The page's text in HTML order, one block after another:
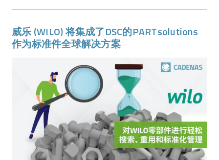
威乐 (WILO) 将集成了DSC的PARTsolutions
作为标准件全球解决方案